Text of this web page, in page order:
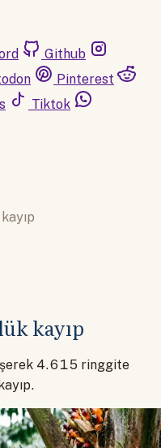
Github
Pinterest
Tiktok
kayıp
4.615 ringgite